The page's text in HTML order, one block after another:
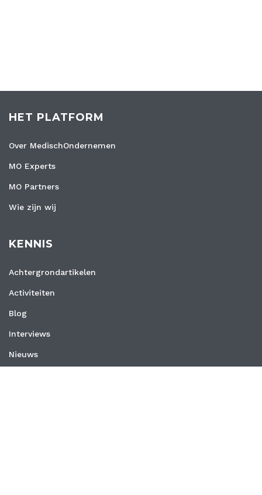
HET PLATFORM
Over MedischOndernemen
MO Experts
MO Partners
Wie zijn wij
KENNIS
Achtergrondartikelen
Activiteiten
Blog
Interviews
Nieuws